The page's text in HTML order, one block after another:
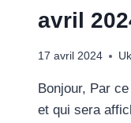
avril
17 avril 2024
Bonjour, Par
et qui sera